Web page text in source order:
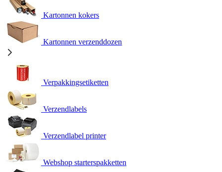
Kartonnen kokers
Kartonnen verzenddozen
Verpakkingsetiketten
Verzendlabels
Verzendlabel printer
Webshop starterspakketten